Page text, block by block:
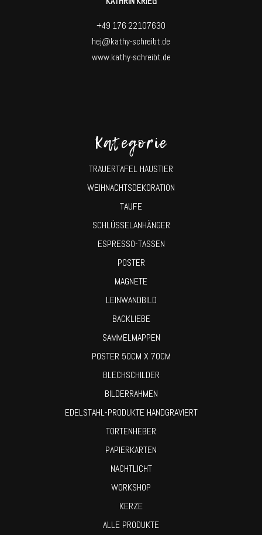
+49 176 22107630
hej@kathy-schreibt.de
www.kathy-schreibt.de
Kategorie
TRAUERTAFEL HAUSTIER
WEIHNACHTSDEKORATION
TAUFE
SCHLÜSSELANHÄNGER
ESPRESSO-TASSEN
POSTER
MAGNETE
LEINWANDBILD
BACKLIEBE
SAMMELMAPPEN
POSTER 50CM X 70CM
BLECHSCHILDER
BILDERRAHMEN
EDELSTAHL-PRODUKTE HANDGRAVIERT
TORTENHEBER
PAPIERKARTEN
NACHTLICHT
WORKSHOP
KERZE
ALLE PRODUKTE